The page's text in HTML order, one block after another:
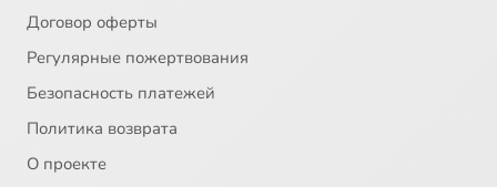
Договор оферты
Регулярные пожертвования
Безопасность платежей
Политика возврата
О проекте